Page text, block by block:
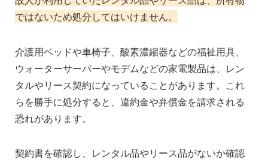
ではないため処分してはいけません。
介護用ベッドや車椅子、酸素濃縮器などの福祉用具、
ウォーターサーバーやモデムなどの家電製品は、レン
タルやリース契約になっていることがあります。これ
らを勝手に処分すると、違約金や弁償金を請求される
恐れがあります。
契約書を確認し、レンタル品やリース品がないか確認